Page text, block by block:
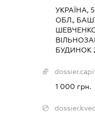
УКРАЇНА,
ОБЛ.,
БУДИНОК
1 000 грн.